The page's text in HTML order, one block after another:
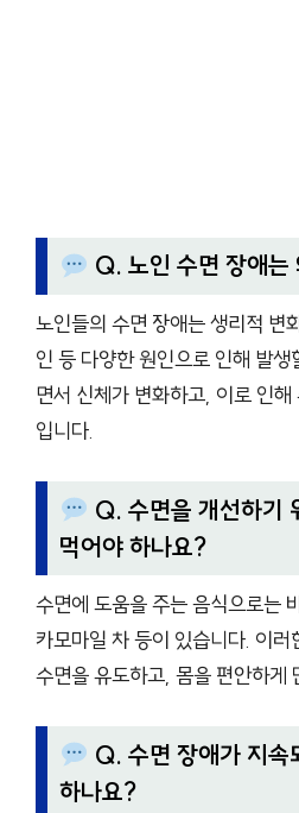
Q. 노인 수면 장애는
노인들의 수면 장애는 생리적 변
인 등 다양한 원인으로 인해 발
면서 신체가 변화하고, 이로 인
입니다.
Q. 수면을 개선하기
먹어야 하나요?
수면에 도움을 주는 음식으로는
카모마일 차 등이 있습니다. 이
수면을 유도하고, 몸을 편안하게
Q. 수면 장애가 지속
하나요?